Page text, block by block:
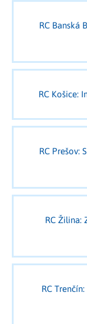
RC Banská
RC Košice:
RC Prešov:
RC Žilina:
RC